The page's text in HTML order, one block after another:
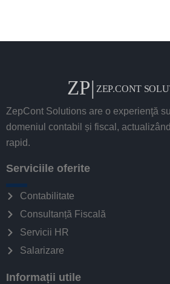
ZepCont Solutions are o experienţă
domeniul contabil și fiscal,
rapid.
Serviciile oferite
Contabilitate
Consultanță Fiscală
Servicii HR
Salarizare
Informații utile